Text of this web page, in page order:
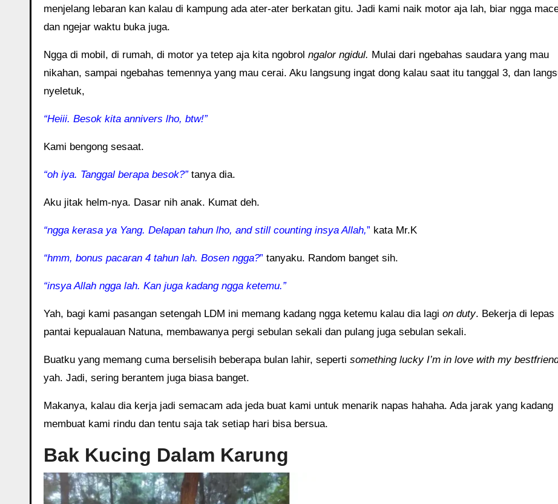
menjelang lebaran kan kalau di kampung ada ater-ater berkatan gitu. Jadi kami naik motor aja lah, biar ngga
dan ngejar waktu buka juga.
Ngga di mobil, di rumah, di motor ya tetep aja kita ngobrol ngalor ngidul. Mulai dari ngebahas saudara yang mau
nikahan, sampai ngebahas temennya yang mau cerai. Aku langsung ingat dong kalau saat itu tanggal 3, dan
nyeletuk,
“Heiii. Besok kita annivers lho, btw!”
Kami bengong sesaat.
“oh iya. Tanggal berapa besok?” tanya dia.
Aku jitak helm-nya. Dasar nih anak. Kumat deh.
“ngga kerasa ya Yang. Delapan tahun lho, and still counting insya Allah,” kata Mr.K
“hmm, bonus pacaran 4 tahun lah. Bosen ngga?” tanyaku. Random banget sih.
“insya Allah ngga lah. Kan juga kadang ngga ketemu.”
Yah, bagi kami pasangan setengah LDM ini memang kadang ngga ketemu kalau dia lagi on duty. Bekerja di lepas
pantai kepualauan Natuna, membawanya pergi sebulan sekali dan pulang juga sebulan sekali.
Buatku yang memang cuma berselisih beberapa bulan lahir, seperti something lucky I’m in love with my
yah. Jadi, sering berantem juga biasa banget.
Makanya, kalau dia kerja jadi semacam ada jeda buat kami untuk menarik napas hahaha. Ada jarak yang kadang
membuat kami rindu dan tentu saja tak setiap hari bisa bersua.
Bak Kucing Dalam Karung